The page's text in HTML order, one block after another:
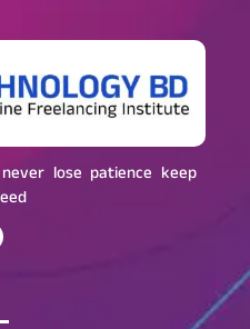
lose patience keep